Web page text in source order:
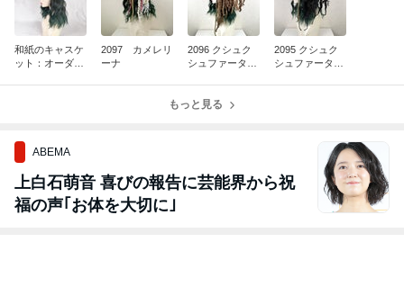
和紙のキャスケ
ット：オーダー
2097 カメレリ
ーナ
2096 クシュク
シュファーター
2095 クシュク
シュファーター
もっと見る
ABEMA
上白石萌音 喜びの報告に芸能界から祝
福の声｢お体を大切に｣